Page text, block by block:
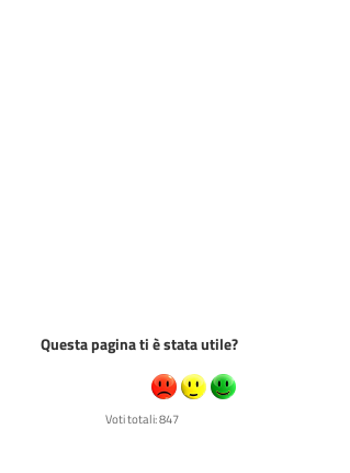
Questa pagina ti è stata utile?
Voti totali: 847